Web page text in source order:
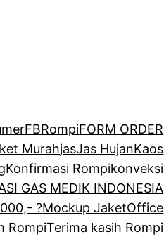
FBRompiFORM ORDER
MurahjasJas HujanKaos
Konfirmasi Rompikonveksi
GAS MEDIK INDONESIA
?Mockup JaketOffice
RompiTerima kasih Rompi